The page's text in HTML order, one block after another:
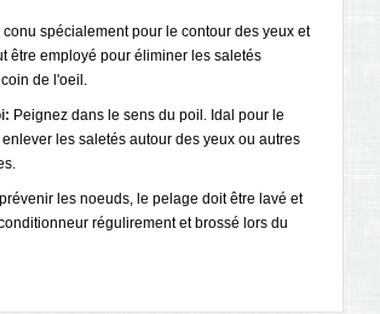
conu spécialement pour le contour des yeux et
employé pour éliminer les saletés
coin de l'oeil.
Peignez dans le sens du poil. Idal pour le
les saletés autour des yeux ou autres
les noeuds, le pelage doit être lavé et
régulirement et brossé lors du